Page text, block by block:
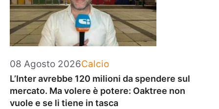
08 Agosto 2026Categorie
Calcio
L’Inter avrebbe 120 milioni da spendere sul
mercato. Ma volere è potere: Oaktree non
vuole e se li tiene in tasca